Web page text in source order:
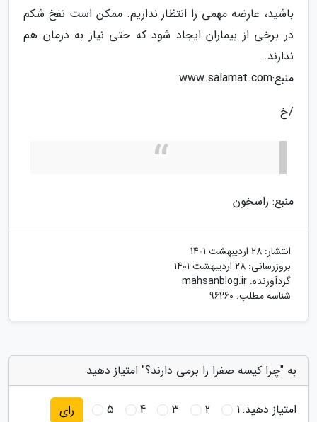
باشید، عارضه مهمی را انتظار نداریم. ممکن است نفخ شکم
در برخی از بیماران ایجاد شود که حتی نیاز به درمان هم
ندارند.
منبع:www.salamat.com
/خ
منبع: راسخون
انتشار: 28 اردیبهشت 1401
بروزرسانی: 28 اردیبهشت 1401
گردآورنده: mahsanblog.ir
شناسه مطلب: 96260
به "چرا کیسه صفرا را برمی دارند؟" امتیاز دهید
امتیاز دهید:1
2
3
4
5 رای